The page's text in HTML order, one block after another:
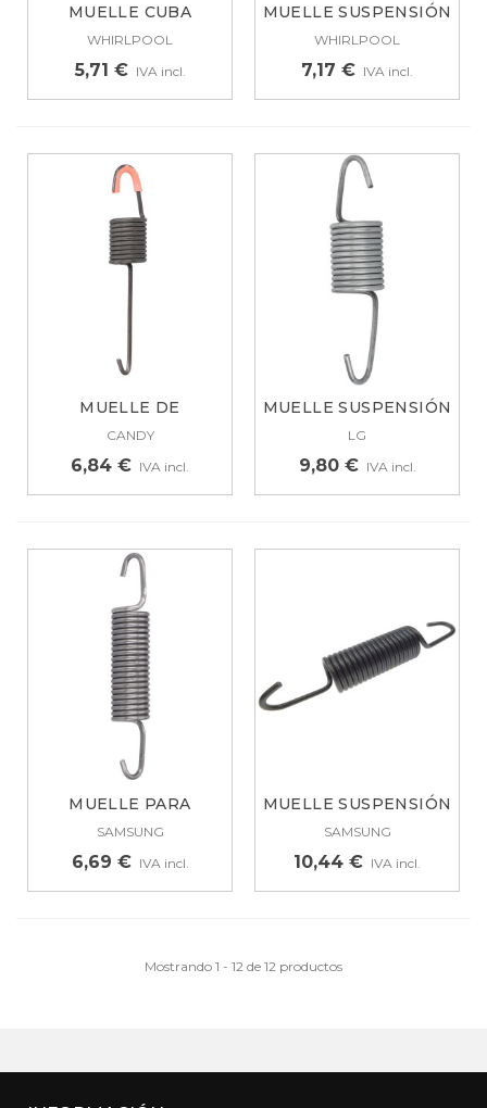
MUELLE CUBA
LAVADORA
WHIRLPOOL
5,71 € IVA incl.
MUELLE SUSPENSIÓN
LAVADORA...
WHIRLPOOL
7,17 € IVA incl.
MUELLE DE
SUSPENSIÓN
CANDY
6,84 € IVA incl.
MUELLE SUSPENSIÓN
CUBA LAVADORA...
LG
9,80 € IVA incl.
MUELLE PARA
LAVADORA
SAMSUNG
6,69 € IVA incl.
MUELLE SUSPENSIÓN
CUBA LAVADORA...
SAMSUNG
10,44 € IVA incl.
Mostrando 1 - 12 de 12 productos